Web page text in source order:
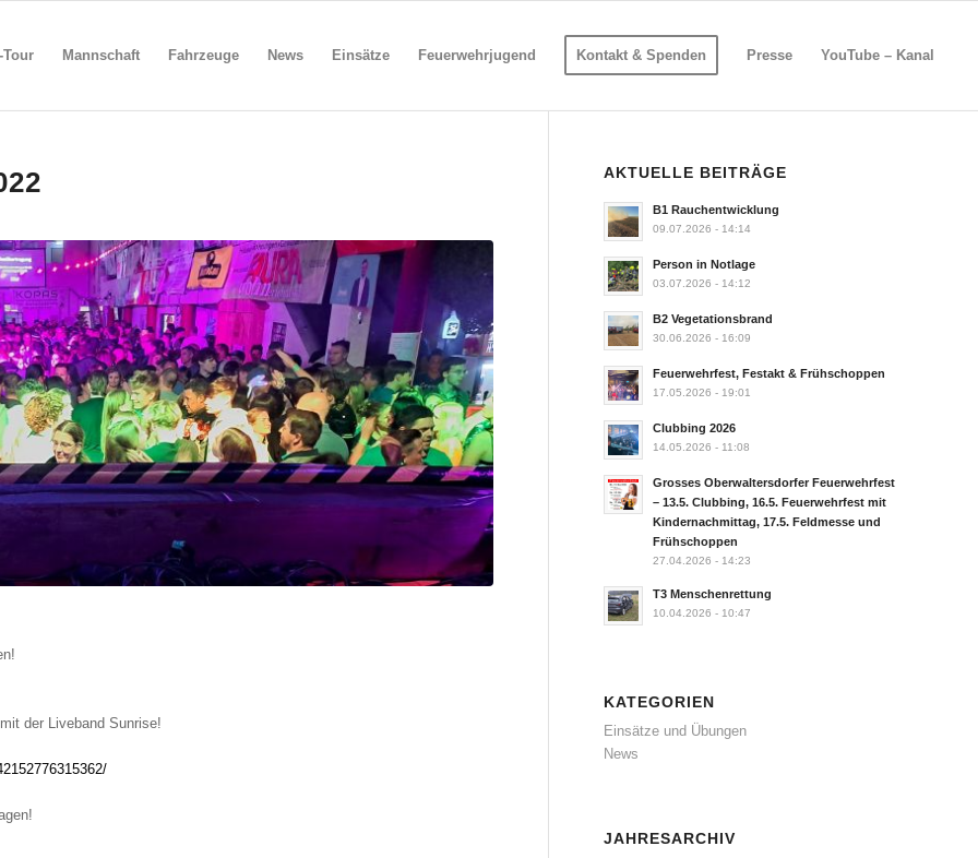
Tour Mannschaft Fahrzeuge News Einsätze Feuerwehrjugend Kontakt & Spenden Presse YouTube – Kanal
der Liveband Sunrise!
AKTUELLE BEITRÄGE
B1 Rauchentwicklung
09.07.2026 - 14:14
Person in Notlage
03.07.2026 - 14:12
B2 Vegetationsbrand
30.06.2026 - 16:09
Feuerwehrfest, Festakt & Frühschoppen
17.05.2026 - 19:01
Clubbing 2026
14.05.2026 - 11:08
Grosses Oberwaltersdorfer Feuerwehrfest
– 13.5. Clubbing, 16.5. Feuerwehrfest mit
Kindernachmittag, 17.5. Feldmesse und
Frühschoppen
27.04.2026 - 14:23
T3 Menschenrettung
10.04.2026 - 10:47
KATEGORIEN
Einsätze und Übungen
News
JAHRESARCHIV